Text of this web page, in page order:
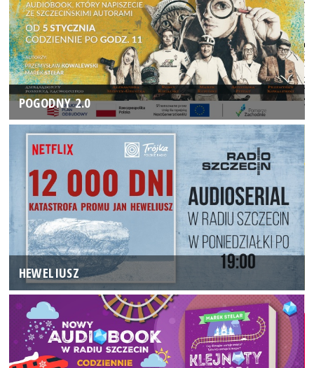
POGODNY 2.0
HEWELIUSZ